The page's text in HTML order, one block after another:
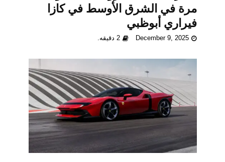
مرة في الشرق الأوسط في كازا
فيراري أبوظبي
December 9, 2025 2 دقيقه.